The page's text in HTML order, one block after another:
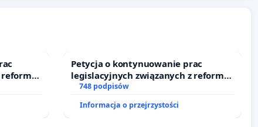
reformą
Petycja o kontynuowanie prac
legislacyjnych związanych z reformą
prawa rodzinnego
748 podpisów
Informacja o przejrzystości